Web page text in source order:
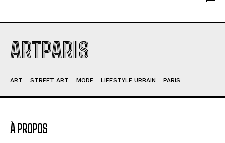
ARTPARIS
ART STREET ART MODE LIFESTYLE URBAIN PARIS
À PROPOS